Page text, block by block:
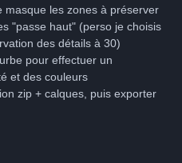
masque les zones à préserver
"passe haut" (perso je choisis
des détails à 30)
pour effectuer un
et des couleurs
zip + calques, puis exporter